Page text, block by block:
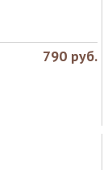
790 руб.